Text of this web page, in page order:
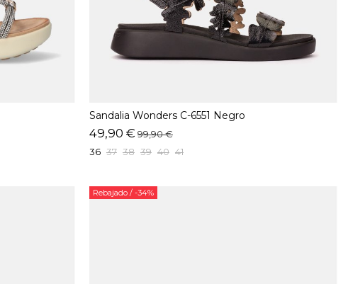
Sandalia Wonders C-6551 Negro
49,90 € 99,90 €
36 37 38 39 40 41
Rebajado / -34%